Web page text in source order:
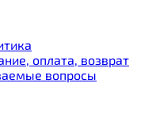
оплата, возврат
вопросы